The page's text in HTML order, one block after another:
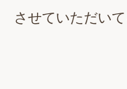
させていただい